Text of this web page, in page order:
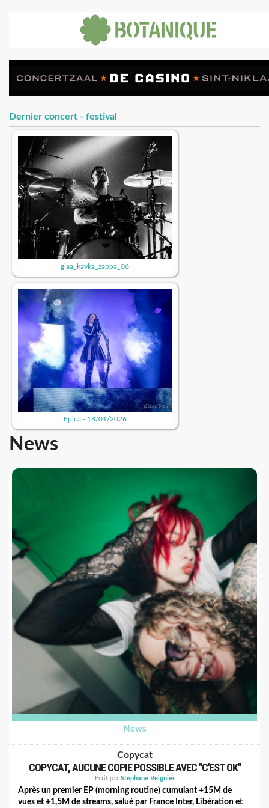
Dernier concert - festival
giaa_kavka_zappa_06
Epica - 18/01/2026
News
News
Copycat
COPYCAT, AUCUNE COPIE POSSIBLE AVEC "C'EST OK"
Écrit par Stéphane Reignier
Après un premier EP (morning routine) cumulant +15M de
vues et +1,5M de streams, salué par France Inter, Libération et